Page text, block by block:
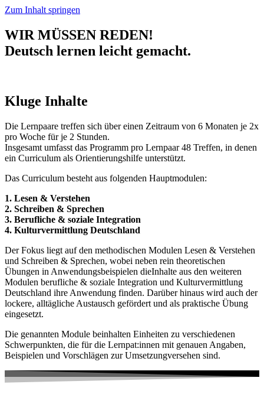
Zum Inhalt springen
WIR MÜSSEN REDEN!
Deutsch lernen leicht gemacht.
Kluge Inhalte
Die Lernpaare treffen sich über einen Zeitraum von 6 Monaten je 2x
pro Woche für je 2 Stunden.
Insgesamt umfasst das Programm pro Lernpaar 48 Treffen, in denen
ein Curriculum als Orientierungshilfe unterstützt.
Das Curriculum besteht aus folgenden Hauptmodulen:
1. Lesen & Verstehen
2. Schreiben & Sprechen
3. Berufliche & soziale Integration
4. Kulturvermittlung Deutschland
Der Fokus liegt auf den methodischen Modulen Lesen & Verstehen
und Schreiben & Sprechen, wobei neben rein theoretischen
Übungen in Anwendungsbeispielen dieInhalte aus den weiteren
Modulen berufliche & soziale Integration und Kulturvermittlung
Deutschland ihre Anwendung finden. Darüber hinaus wird auch der
lockere, alltägliche Austausch gefördert und als praktische Übung
eingesetzt.
Die genannten Module beinhalten Einheiten zu verschiedenen
Schwerpunkten, die für die Lernpat:innen mit genauen Angaben,
Beispielen und Vorschlägen zur Umsetzungversehen sind.